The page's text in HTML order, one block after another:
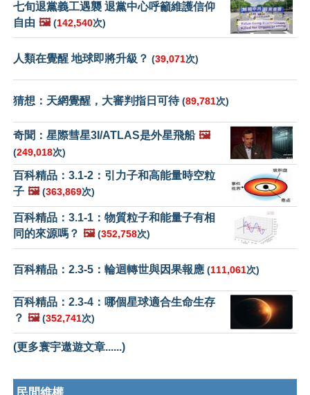
七旬退黨義工遇襲 退黨中心呼籲維護信仰
自由 🖼️ (142,540次)
人類在覺醒 地球即將升級？ (39,071次)
猜想：天網覺醒，大審判指日可待(89,781次)
奇聞：星際彗星3I/ATLAS是外星飛船 🖼️
(249,018次)
百科精品：3.1-2：引力子和高能量時空粒
子 🖼️ (363,869次)
百科精品：3.1-1：物質粒子和能量子有相
同的來源嗎？ 🖼️ (352,758次)
百科精品：2.3-5：輪迴轉世與因果報應 (111,061次)
百科精品：2.3-4：哪個星球適合生命生存
？ 🖼️ (352,741次)
(更多寰宇遨遊文章......)